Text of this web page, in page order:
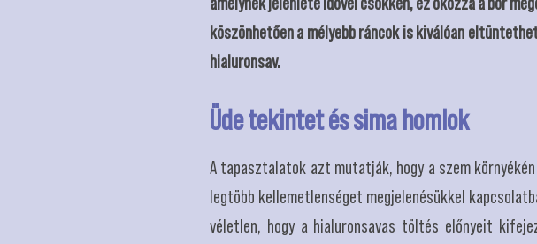
köszönhetően a mélyebb ráncok is kiválóan
hialuronsav.
Üde tekintet és sima homlok
A tapasztalatok azt mutatják, hogy a szem
legtöbb kellemetlenséget megjelenésükkel
véletlen, hogy a hialuronsavas töltés előnyeit